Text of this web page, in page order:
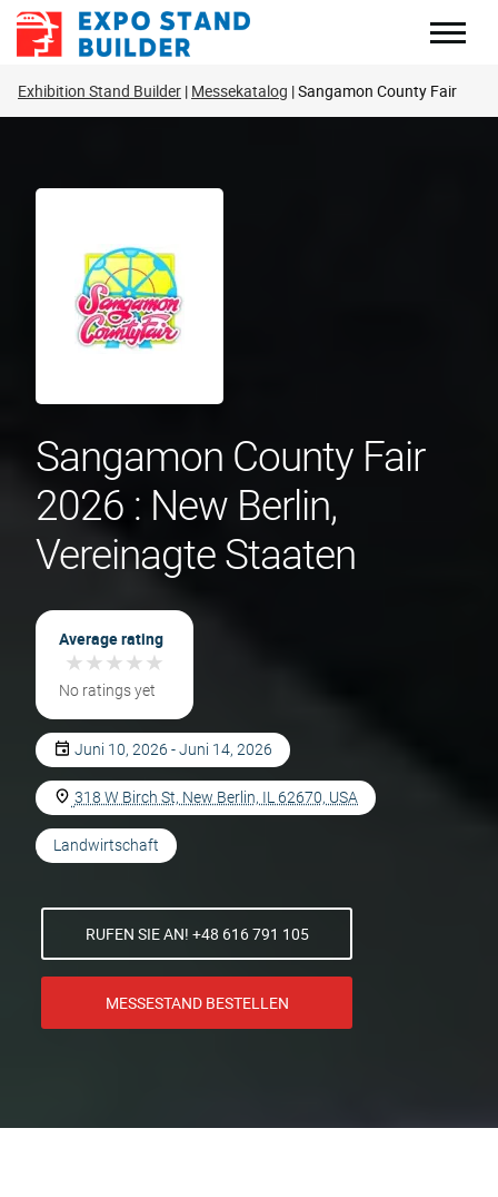
Zum
Inhalt
Exhibition Stand Builder Messekatalog Sangamon County Fair
Sangamon County Fair
2026 : New Berlin,
Vereinagte Staaten
Average rating
★★★★★
★★★★★
No ratings yet
Juni 10, 2026 - Juni 14, 2026
318 W Birch St, New Berlin, IL 62670, USA
Landwirtschaft
RUFEN SIE AN! +48 616 791 105
MESSESTAND BESTELLEN